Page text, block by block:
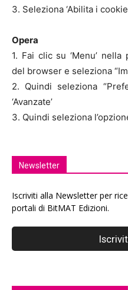
3. Seleziona ‘Abilita i
Opera
1. Fai clic su ‘Menu’
del browser e seleziona
2. Quindi seleziona
‘Avanzate’
3. Quindi seleziona
Newsletter
Iscriviti alla Newsletter per
portali di BitMAT Edizioni.